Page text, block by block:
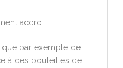
accro !
par exemple de
à des bouteilles de